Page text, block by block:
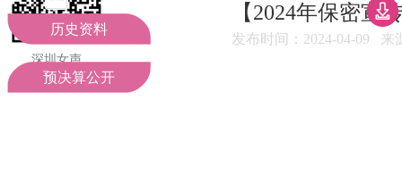
深圳女声
期待您的关注
通知公告
历史资料
预决算公开
【2024年保密宣
发布时间：2024-04-09